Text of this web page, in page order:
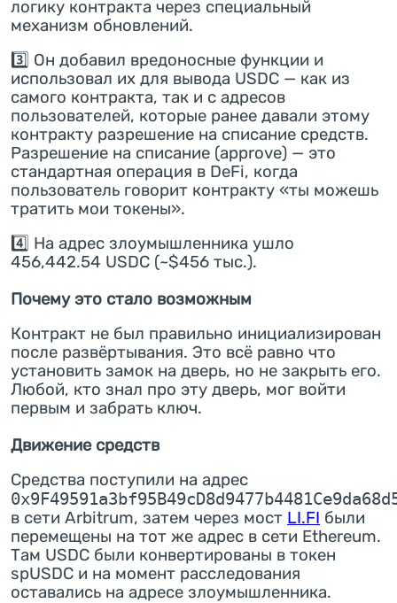
логику контракта через специальный
механизм обновлений.
3️⃣ Он добавил вредоносные функции и
использовал их для вывода USDC — как из
самого контракта, так и с адресов
пользователей, которые ранее давали этому
контракту разрешение на списание средств.
Разрешение на списание (approve) — это
стандартная операция в DeFi, когда
пользователь говорит контракту «ты можешь
тратить мои токены».
4️⃣ На адрес злоумышленника ушло
456,442.54 USDC (~$456 тыс.).
Почему это стало возможным
Контракт не был правильно инициализирован
после развёртывания. Это всё равно что
установить замок на дверь, но не закрыть его.
Любой, кто знал про эту дверь, мог войти
первым и забрать ключ.
Движение средств
Средства поступили на адрес
в сети Arbitrum, затем через мост LI.FI были
перемещены на тот же адрес в сети Ethereum.
Там USDC были конвертированы в токен
spUSDC и на момент расследования
оставались на адресе злоумышленника.